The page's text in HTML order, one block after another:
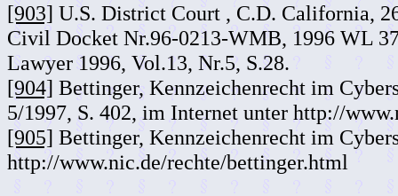
[903] U.S. District Court , C.D. California,
Civil Docket Nr.96-0213-WMB, 1996 WL
Lawyer 1996, Vol.13, Nr.5, S.28.
[904] Bettinger, Kennzeichenrecht im
5/1997, S. 402, im Internet unter http://
[905] Bettinger, Kennzeichenrecht im
http://www.nic.de/rechte/bettinger.html